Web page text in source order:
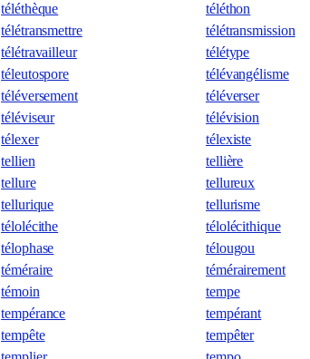
téléthèque téléthon
télétransmettre télétransmission
télétravailleur télétype
téleutospore télévangélisme
téléversement téléverser
téléviseur télévision
télexer télexiste
tellien tellière
tellure tellureux
tellurique tellurisme
télolécithe télolécithique
télophase télougou
téméraire témérairement
témoin tempe
tempérance tempérant
tempête tempêter